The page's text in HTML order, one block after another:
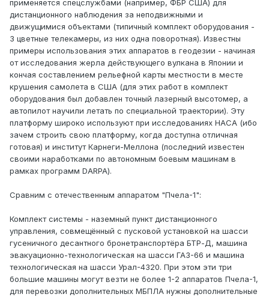
применяется спецслужбами (например, ФБР США) для
дистанционного наблюдения за неподвижными и
движущимися объектами (типичный комплект оборудования -
3 цветные телекамеры, из них одна поворотная). Известны
примеры использования этих аппаратов в геодезии - начиная
от исследования жерла действующего вулкана в Японии и
кончая составлением рельефной карты местности в месте
крушения самолета в США (для этих работ в комплект
оборудования был добавлен точный лазерный высотомер, а
автопилот научили летать по специальной траектории). Эту
платформу широко используют при исследованиях НАСА (ибо
зачем строить свою платформу, когда доступна отличная
готовая) и институт Карнеги-Меллона (последний известен
своими наработками по автономным боевым машинам в
рамках программ DARPA).
Сравним с отечественным аппаратом "Пчела-1":
Комплект системы - наземный пункт дистанционного
управления, совмещённый с пусковой установкой на шасси
гусеничного десантного бронетранспортёра БТР-Д, машина
эвакуационно-технологическая на шасси ГАЗ-66 и машина
технологическая на шасси Урал-4320. При этом эти три
большие машины могут везти не более 1-2 аппаратов Пчела-1,
для перевозки дополнительных МБПЛА нужны дополнительные